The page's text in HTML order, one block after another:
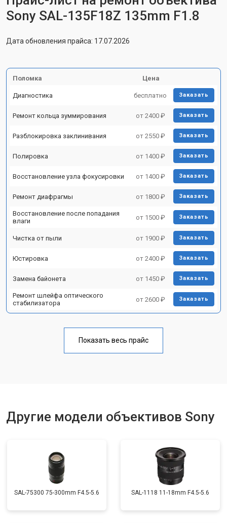
Sony SAL-135F18Z 135mm F1.8
Дата обновления прайса: 17.07.2026
Поломка Цена
Диагностика бесплатно Заказать
Ремонт кольца зуммирования от 2400 ₽ Заказать
Разблокировка заклинивания от 2550 ₽ Заказать
Полировка от 1400 ₽ Заказать
Восстановление узла фокусировки от 1400 ₽ Заказать
Ремонт диафрагмы от 1800 ₽ Заказать
Восстановление после попадания
влаги
от 1500 ₽ Заказать
Чистка от пыли от 1900 ₽ Заказать
Юстировка от 2400 ₽ Заказать
Замена байонета от 1450 ₽ Заказать
Ремонт шлейфа оптического
стабилизатора
от 2600 ₽ Заказать
Показать весь прайс
Другие модели объективов Sony
SAL-75300 75-300mm F4.5-5.6 SAL-1118 11-18mm F4.5-5.6